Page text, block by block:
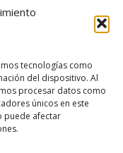
tecnologías como
del dispositivo. Al
procesar datos como
únicos en este
puede afectar